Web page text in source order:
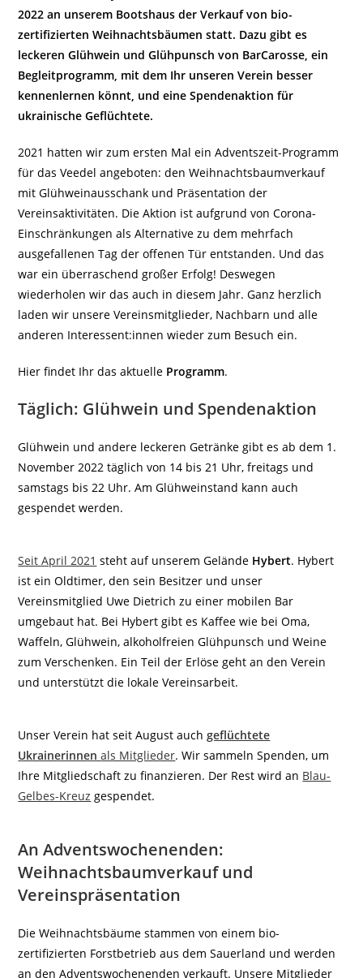
2022 an unserem Bootshaus der Verkauf von bio-
zertifizierten Weihnachtsbäumen statt. Dazu gibt es
leckeren Glühwein und Glühpunsch von BarCarosse, ein
Begleitprogramm, mit dem Ihr unseren Verein besser
kennenlernen könnt, und eine Spendenaktion für
ukrainische Geflüchtete.
2021 hatten wir zum ersten Mal ein Adventszeit-Programm
für das Veedel angeboten: den Weihnachtsbaumverkauf
mit Glühweinausschank und Präsentation der
Vereinsaktivitäten. Die Aktion ist aufgrund von Corona-
Einschränkungen als Alternative zu dem mehrfach
ausgefallenen Tag der offenen Tür entstanden. Und das
war ein überraschend großer Erfolg! Deswegen
wiederholen wir das auch in diesem Jahr. Ganz herzlich
laden wir unsere Vereinsmitglieder, Nachbarn und alle
anderen Interessent:innen wieder zum Besuch ein.
Hier findet Ihr das aktuelle Programm.
Täglich: Glühwein und Spendenaktion
Glühwein und andere leckeren Getränke gibt es ab dem 1.
November 2022 täglich von 14 bis 21 Uhr, freitags und
samstags bis 22 Uhr. Am Glühweinstand kann auch
gespendet werden.
Seit April 2021 steht auf unserem Gelände Hybert. Hybert
ist ein Oldtimer, den sein Besitzer und unser
Vereinsmitglied Uwe Dietrich zu einer mobilen Bar
umgebaut hat. Bei Hybert gibt es Kaffee wie bei Oma,
Waffeln, Glühwein, alkoholfreien Glühpunsch und Weine
zum Verschenken. Ein Teil der Erlöse geht an den Verein
und unterstützt die lokale Vereinsarbeit.
Unser Verein hat seit August auch geflüchtete
Ukrainerinnenals Mitglieder. Wir sammeln Spenden, um
Ihre Mitgliedschaft zu finanzieren. Der Rest wird an Blau-
Gelbes-Kreuz gespendet.
An Adventswochenenden:
Weihnachtsbaumverkauf und
Vereinspräsentation
Die Weihnachtsbäume stammen von einem bio-
zertifizierten Forstbetrieb aus dem Sauerland und werden
an den Adventswochenenden verkauft. Unsere Mitglieder